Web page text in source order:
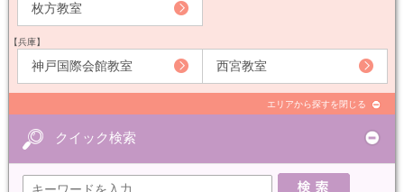
枚方教室
【兵庫】
神戸国際会館教室 西宮教室
エリアから探すを閉じる
クイック検索